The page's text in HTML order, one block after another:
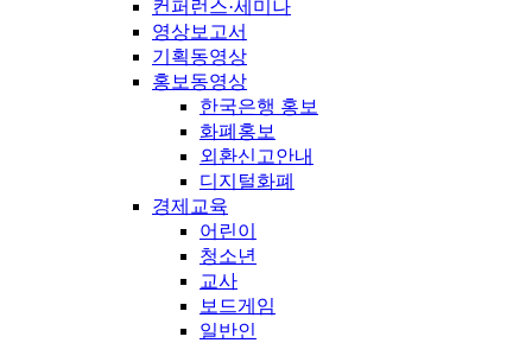
컨퍼런스·세미나
영상보고서
기획동영상
홍보동영상
한국은행 홍보
화폐홍보
외환신고안내
디지털화폐
경제교육
어린이
청소년
교사
보드게임
일반인